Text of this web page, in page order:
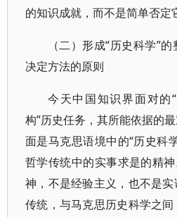
的知识成就，而不是简单否定
（二）形成“历史科学”
决定方法的原则
今天中国知识界面对的
构”历史任务，其所能依据的
面是马克思语境中的“历史科
哲学传统中的实事求是的精
神，不是经验主义，也不是
传统，与马克思历史科学之间